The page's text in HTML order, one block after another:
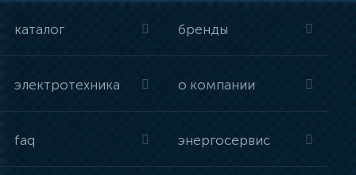
каталог бренды
электротехника о компании
faq энергосервис